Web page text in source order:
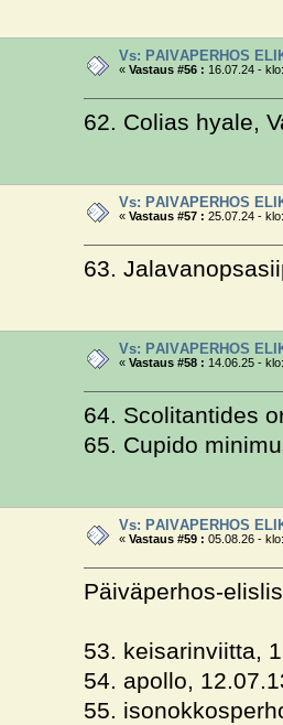
Vs: PÄIVÄPERHOS
«Vastaus #56 : 16.07.24 -
62. Colias hyale,
Vs: PÄIVÄPERHOS
«Vastaus #57 : 25.07.24 -
63.
Vs: PÄIVÄPERHOS
«Vastaus #58 : 14.06.25 -
64. Scolitantides
65. Cupido
Vs: PÄIVÄPERHOS
«Vastaus #59 : 05.08.26 -
Päiväperhos-
53. keisarinviitta,
54. apollo,
55.